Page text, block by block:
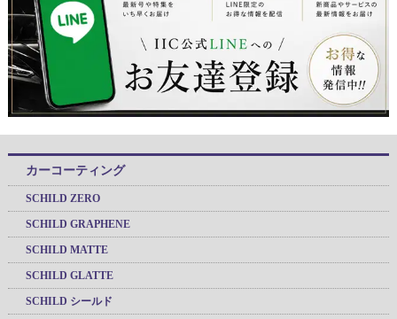
カーコーティング
SCHILD ZERO
SCHILD GRAPHENE
SCHILD MATTE
SCHILD GLATTE
SCHILD シールド